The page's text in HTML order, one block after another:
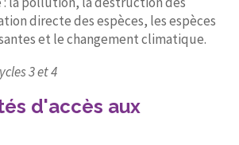
directe des espèces, les espèces
et le changement climatique.
3 et 4
d'accès aux